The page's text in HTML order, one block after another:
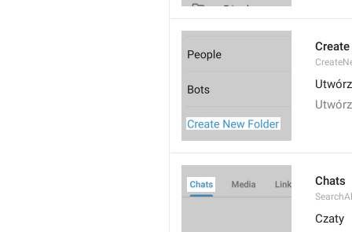
Chats
Czaty